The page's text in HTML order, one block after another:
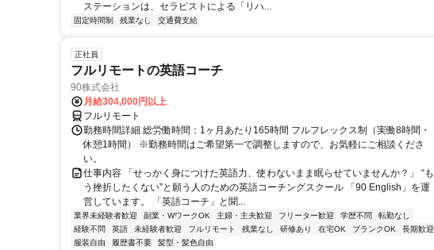
ステーションは、セラピストによる「リハ...
固定時間制 残業なし 交通費支給
正社員
フルリモートの英語コーチ
90株式会社
月給304,000円以上
フルリモート
勤務時間詳細 総労働時間：1ヶ月あたり165時間 フルフレックス制（実働8時間・
休憩1時間） ※勤務時間はご希望第一で調整しますので、お気軽にご相談くださ
い。
仕事内容 「せっかく身につけた英語力、使わないまま眠らせていませんか？」 “も
う挫折したくない”と願う人のための英語コーチングスクール 「90 English」を運
営しています。 「英語コーチ」と聞...
業界未経験者歓迎 副業・WワークOK 主婦・主夫歓迎 フリーター歓迎 学歴不問
転勤なし
経験不問
英語 未経験者歓迎 フルリモート 残業なし 研修あり 在宅OK ブランクOK
長期歓迎
服装自由
履歴書不要 髪型・髪色自由